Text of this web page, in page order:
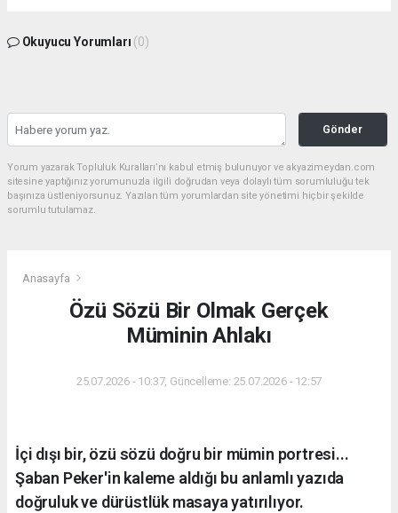
Okuyucu Yorumları (0)
Gönder
Yorum yazarak Topluluk Kuralları’nı kabul etmiş bulunuyor ve akyazimeydan.com
sitesine yaptığınız yorumunuzla ilgili doğrudan veya dolaylı tüm sorumluluğu tek
başınıza üstleniyorsunuz. Yazılan tüm yorumlardan site yönetimi hiçbir şekilde
sorumlu tutulamaz.
Anasayfa
Özü Sözü Bir Olmak Gerçek
Müminin Ahlakı
25.07.2026 - 10:37, Güncelleme: 25.07.2026 - 12:57
İçi dışı bir, özü sözü doğru bir mümin portresi...
Şaban Peker'in kaleme aldığı bu anlamlı yazıda
doğruluk ve dürüstlük masaya yatırılıyor.